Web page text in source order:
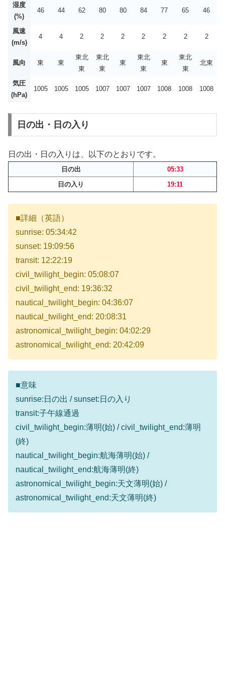
湿度
(%)
46 44 62 80 80 84 77 65 46
風速
(m/s)
4 4 2 2 2 2 2 2 2
風向 東 東
東北
東
東北
東
東
東北
東
東
東北
東
北東
気圧
(hPa)
1005 1005 1005 1007 1007 1007 1008 1008 1008
日の出・日の入り
日の出・日の入りは、以下のとおりです。
日の出
05:33
日の入り
19:11
■詳細（英語）
sunrise: 05:34:42
sunset: 19:09:56
transit: 12:22:19
civil_twilight_begin: 05:08:07
civil_twilight_end: 19:36:32
nautical_twilight_begin: 04:36:07
nautical_twilight_end: 20:08:31
astronomical_twilight_begin: 04:02:29
astronomical_twilight_end: 20:42:09
■意味
sunrise:日の出 / sunset:日の入り
transit:子午線通過
civil_twilight_begin:薄明(始) / civil_twilight_end:薄明
(終)
nautical_twilight_begin:航海薄明(始) /
nautical_twilight_end:航海薄明(終)
astronomical_twilight_begin:天文薄明(始) /
astronomical_twilight_end:天文薄明(終)